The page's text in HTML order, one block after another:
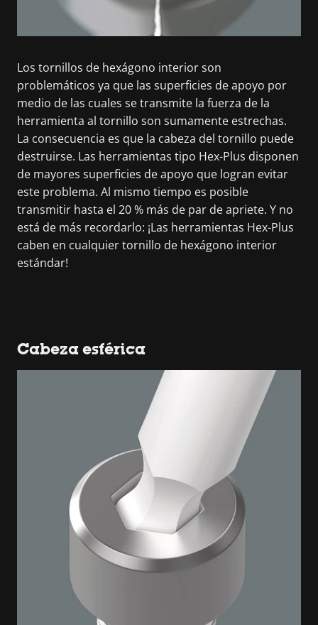
Los tornillos de hexágono interior son
problemáticos ya que las superficies de apoyo por
medio de las cuales se transmite la fuerza de la
herramienta al tornillo son sumamente estrechas.
La consecuencia es que la cabeza del tornillo puede
destruirse. Las herramientas tipo Hex-Plus disponen
de mayores superficies de apoyo que logran evitar
este problema. Al mismo tiempo es posible
transmitir hasta el 20 % más de par de apriete. Y no
está de más recordarlo: ¡Las herramientas Hex-Plus
caben en cualquier tornillo de hexágono interior
estándar!
Cabeza esférica